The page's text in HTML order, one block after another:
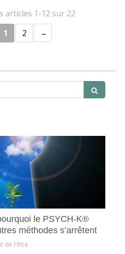
articles 1-12 sur 22
1
2
le PSYCH-K®
méthodes s’arrêtent
de l'être